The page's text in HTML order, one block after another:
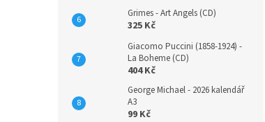
Grimes - Art Angels (CD)
325 Kč
Giacomo Puccini (1858-1924) -
La Boheme (CD)
404 Kč
George Michael - 2026 kalendář
A3
99 Kč